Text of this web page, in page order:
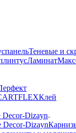
Теневые и
Ламинат
ARTFLEXКлей
Dizayn
Dizayn